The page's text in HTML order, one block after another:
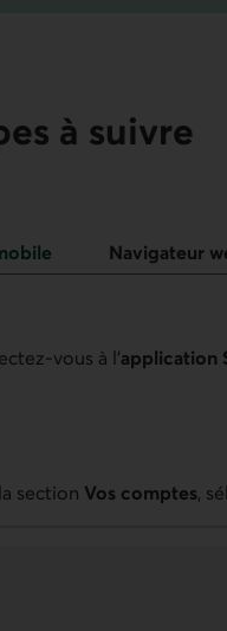
à suivre
Navigateur
vous à l’application
section Vos comptes,